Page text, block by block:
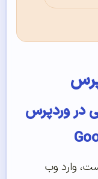
در وردپرس
وارد وب